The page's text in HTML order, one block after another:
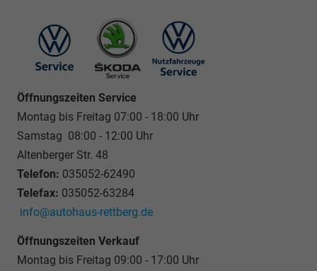
Öffnungszeiten Service
Montag bis Freitag 07:00 - 18:00 Uhr
Samstag 08:00 - 12:00 Uhr
Altenberger Str. 48
Telefon: 035052-62490
Telefax: 035052-63284
info@autohaus-rettberg.de
Öffnungszeiten Verkauf
Montag bis Freitag 09:00 - 17:00 Uhr